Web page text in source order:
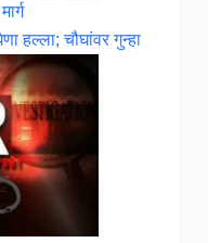
हल्ला; चौघांवर गुन्हा